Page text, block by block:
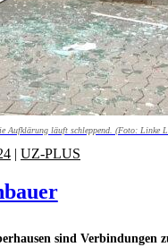
Aufklärung läuft schleppend. (Foto: Linke
sind Verbindungen
| UZ-PLUS